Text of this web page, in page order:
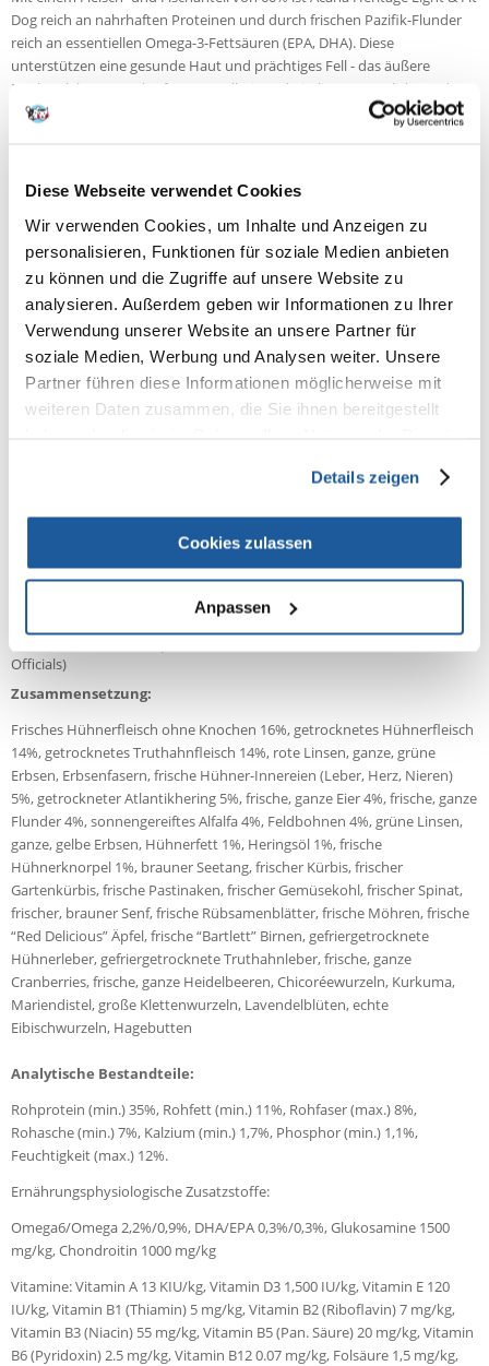
Diese Webseite verwendet Cookies
Wir verwenden Cookies, um Inhalte und Anzeigen zu
personalisieren, Funktionen für soziale Medien anbieten
zu können und die Zugriffe auf unsere Website zu
analysieren. Außerdem geben wir Informationen zu Ihrer
Verwendung unserer Website an unsere Partner für
soziale Medien, Werbung und Analysen weiter. Unsere
Partner führen diese Informationen möglicherweise mit
weiteren Daten zusammen, die Sie ihnen bereitgestellt
Details zeigen
Cookies zulassen
Anpassen
Dog reich an nahrhaften Proteinen und durch frischen Pazifik-Flunder
reich an essentiellen Omega-3-Fettsäuren (EPA, DHA). Diese
unterstützen eine gesunde Haut und prächtiges Fell - das äußere
Merkmal Ihres Hundes für Gesundheit und Vitalität. Zusätzlich werden
die Abwehrkräfte Ihres Hundes gestärkt. Wertvolles Glucosamin und
wie z.B. Wacholderbeeren, Engelwurz und rote Himbeerblätter bieten
eine reiche Quelle an Vitaminen, Mineralien, Spurenelementen,
Antioxidantien und Phytonnährstoffen, die den Stoffwechsel fördern.
In einer familieneigenen, prämierten Prdouktionsstätte in Kanada aus
frischen und regionalen Zutaten hergestellt, hält das getreidefreie Acana
Trockenfutter Ihren Hund glücklich, gesund und stark.
Auf die Zugabe künstlicher Farb-, Geschmacks- und
Konservierungsstoffe wird bei Acana Heritage Light & Fit Dog
Hundefutter komplett verzichtet.
Natürliche Antioxidantien und Phytonnährstoffe
Mit Glucosamin und Chrondroitin für die Gelenkgesundheit
Mit Omega-3- und Omega-6-Fettsäuren für gesunde Haut und schönes
Officials)
Zusammensetzung:
Frisches Hühnerfleisch ohne Knochen 16%, getrocknetes Hühnerfleisch
14%, getrocknetes Truthahnfleisch 14%, rote Linsen, ganze, grüne
Erbsen, Erbsenfasern, frische Hühner-Innereien (Leber, Herz, Nieren)
5%, getrockneter Atlantikhering 5%, frische, ganze Eier 4%, frische, ganze
Flunder 4%, sonnengereiftes Alfalfa 4%, Feldbohnen 4%, grüne Linsen,
ganze, gelbe Erbsen, Hühnerfett 1%, Heringsöl 1%, frische
Hühnerknorpel 1%, brauner Seetang, frischer Kürbis, frischer
Gartenkürbis, frische Pastinaken, frischer Gemüsekohl, frischer Spinat,
frischer, brauner Senf, frische Rübsamenblätter, frische Möhren, frische
“Red Delicious” Äpfel, frische “Bartlett” Birnen, gefriergetrocknete
Hühnerleber, gefriergetrocknete Truthahnleber, frische, ganze
Cranberries, frische, ganze Heidelbeeren, Chicoréewurzeln, Kurkuma,
Mariendistel, große Klettenwurzeln, Lavendelblüten, echte
Eibischwurzeln, Hagebutten
Analytische Bestandteile:
Rohprotein (min.) 35%, Rohfett (min.) 11%, Rohfaser (max.) 8%,
Rohasche (min.) 7%, Kalzium (min.) 1,7%, Phosphor (min.) 1,1%,
Feuchtigkeit (max.) 12%.
Ernährungsphysiologische Zusatzstoffe:
Omega6/Omega 2,2%/0,9%, DHA/EPA 0,3%/0,3%, Glukosamine 1500
mg/kg, Chondroitin 1000 mg/kg
Vitamine: Vitamin A 13 KIU/kg, Vitamin D3 1,500 IU/kg, Vitamin E 120
IU/kg, Vitamin B1 (Thiamin) 5 mg/kg, Vitamin B2 (Riboflavin) 7 mg/kg,
Vitamin B3 (Niacin) 55 mg/kg, Vitamin B5 (Pan. Säure) 20 mg/kg, Vitamin
B6 (Pyridoxin) 2.5 mg/kg, Vitamin B12 0.07 mg/kg, Folsäure 1,5 mg/kg,